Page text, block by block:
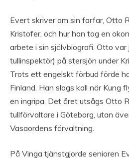
Evert skriver om sin farfar, Otto
Kristofer, och hur han tog en
arbete i sin självbiografi. Otto
tullinspektör) på stersjön under
Trots ett engelskt förbud förde
Finland. Han slogs kall när Kung
en ingripa. Det året utsågs Otto
tullförvaltare i Göteborg, utan
Vasaordens förvaltning.
På Vinga tjänstgjorde senioren